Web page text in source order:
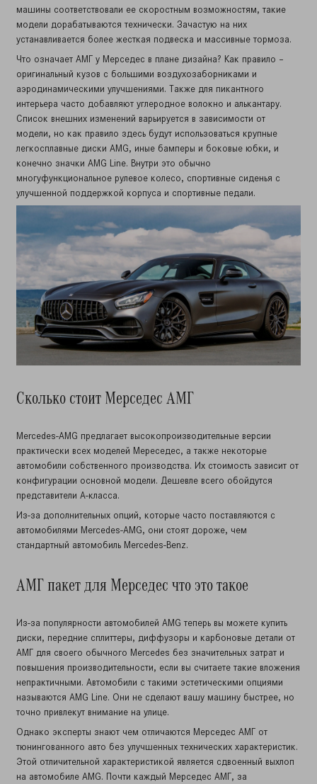
машины соответствовали ее скоростным возможностям, такие
модели дорабатываются технически. Зачастую на них
устанавливается более жесткая подвеска и массивные тормоза.
Что означает АМГ у Мерседес в плане дизайна? Как правило –
оригинальный кузов с большими воздухозаборниками и
аэродинамическими улучшениями. Также для пикантного
интерьера часто добавляют углеродное волокно и алькантару.
Список внешних изменений варьируется в зависимости от
модели, но как правило здесь будут использоваться крупные
легкосплавные диски AMG, иные бамперы и боковые юбки, и
конечно значки AMG Line. Внутри это обычно
многуфункциональное рулевое колесо, спортивные сиденья с
улучшенной поддержкой корпуса и спортивные педали.
Сколько стоит Мерседес АМГ
Mercedes-AMG предлагает высокопроизводительные версии
практически всех моделей Мереседес, а также некоторые
автомобили собственного производства. Их стоимость зависит от
конфигурации основной модели. Дешевле всего обойдутся
представители А-класса.
Из-за дополнительных опций, которые часто поставляются с
автомобилями Mercedes-AMG, они стоят дороже, чем
стандартный автомобиль Mercedes-Benz.
АМГ пакет для Мерседес что это такое
Из-за популярности автомобилей AMG теперь вы можете купить
диски, передние сплиттеры, диффузоры и карбоновые детали от
АМГ для своего обычного Mercedes без значительных затрат и
повышения производительности, если вы считаете такие вложения
непрактичными. Автомобили с такими эстетическими опциями
называются AMG Line. Они не сделают вашу машину быстрее, но
точно привлекут внимание на улице.
Однако эксперты знают чем отличаются Мерседес АМГ от
тюнингованного авто без улучшенных технических характеристик.
Этой отличительной характеристикой является сдвоенный выхлоп
на автомобиле AMG. Почти каждый Мерседес АМГ, за